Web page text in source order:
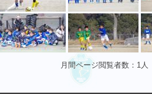
月間ページ閲覧者数：1人